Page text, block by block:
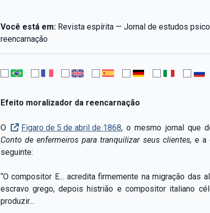
Você está em:Revista espírita — Jornal de estudos
reencarnação
Efeito moralizador da reencarnação
O Figaro de 5 de abril de 1868, o mesmo jornal que
Conto de enfermeiros para tranquilizar seus clientes,e a
seguinte:
“O compositor E... acredita firmemente na migração
escravo grego, depois histrião e compositor italiano
produzir...